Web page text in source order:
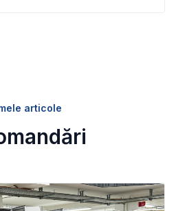
articole